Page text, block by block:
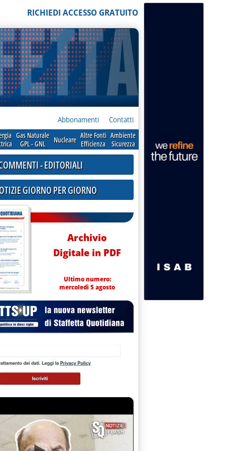
RICHIEDI ACCESSO GRATUITO
Abbonamenti Contatti
Gas Naturale
GPL - GNL
Nucleare Altre Fonti
Efficienza
Ambiente
Sicurezza
URBANI OGGI IN UN CONVEGNO AGIPGAS A
- EDITORIALI
GIORNO PER GIORNO
Archivio
Digitale in PDF
Ultimo numero:
mercoledì 5 agosto